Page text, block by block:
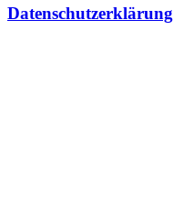
Datenschutzerklärung